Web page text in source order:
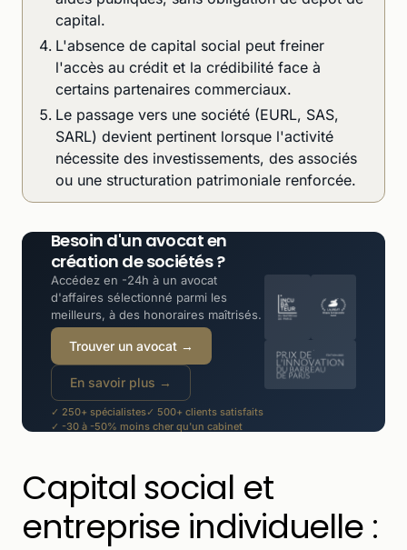
capital.
L'absence de capital social peut freiner
l'accès au crédit et la crédibilité face à
certains partenaires commerciaux.
Le passage vers une société (EURL, SAS,
SARL) devient pertinent lorsque l'activité
nécessite des investissements, des associés
ou une structuration patrimoniale renforcée.
Besoin d'un avocat en
création de sociétés ?
Accédez en -24h à un avocat
d'affaires sélectionné parmi les
meilleurs, à des honoraires maîtrisés.
Trouver un avocat →
En savoir plus →
✓ 250+ spécialistes✓ 500+ clients satisfaits
✓ -30 à -50% moins cher qu'un cabinet
Capital social et
entreprise individuelle :